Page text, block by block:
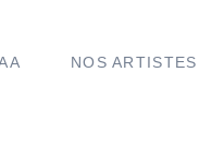
NOS ARTISTES